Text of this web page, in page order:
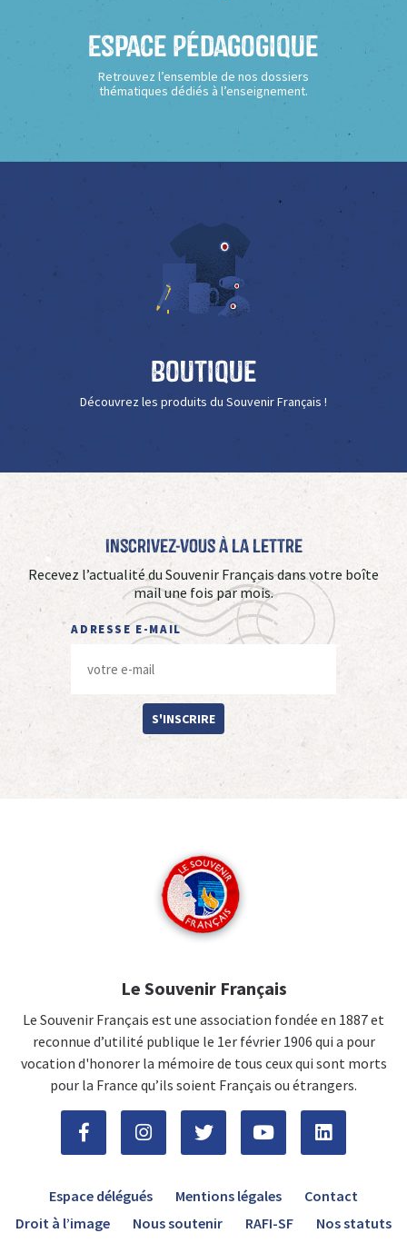
Espace Pédagogique
Retrouvez l’ensemble de nos dossiers
thématiques dédiés à l’enseignement.
Boutique
Découvrez les produits du Souvenir Français !
Inscrivez-vous à La Lettre
Recevez l’actualité du Souvenir Français dans votre boîte
mail une fois par mois.
ADRESSE E-MAIL
S'INSCRIRE
Le Souvenir Français
Le Souvenir Français est une association fondée en 1887 et
reconnue d’utilité publique le 1er février 1906 qui a pour
vocation d'honorer la mémoire de tous ceux qui sont morts
pour la France qu’ils soient Français ou étrangers.
Espace délégués Mentions légales
Contact
Droit à l’image
Nous soutenir RAFI-SF Nos statuts